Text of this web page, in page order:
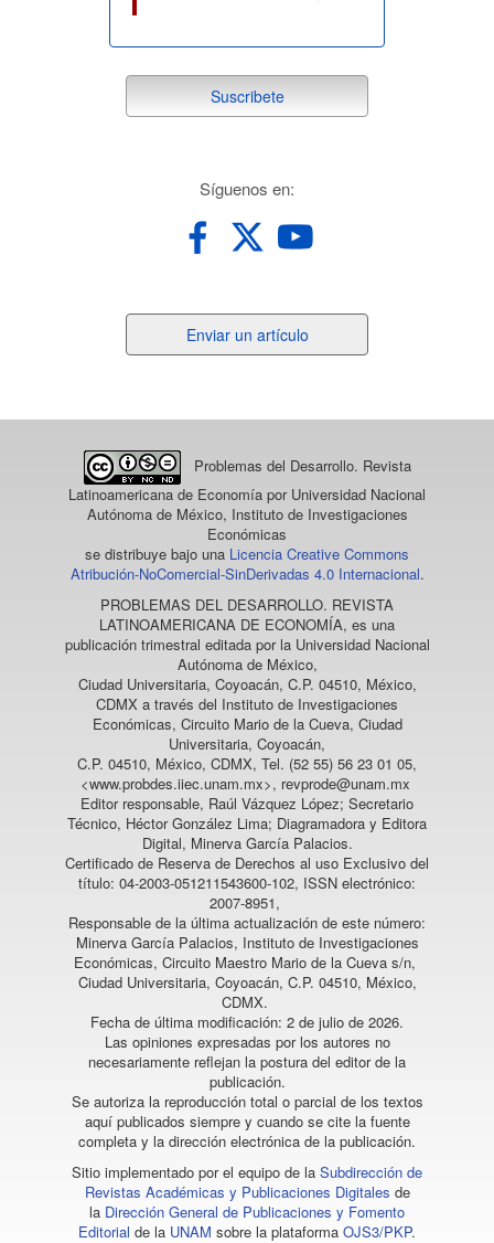
suscribete
Suscribete
Síguenos en:
un
Enviar un artículo
Problemas del Desarrollo. Revista
Latinoamericana de Economía por Universidad Nacional
Autónoma de México, Instituto de Investigaciones
Económicas
se distribuye bajo una Licencia Creative Commons
Atribución-NoComercial-SinDerivadas 4.0 Internacional.
PROBLEMAS DEL DESARROLLO. REVISTA
LATINOAMERICANA DE ECONOMÍA, es una
publicación trimestral editada por la Universidad Nacional
Autónoma de México,
Ciudad Universitaria, Coyoacán, C.P. 04510, México,
CDMX a través del Instituto de Investigaciones
Económicas, Circuito Mario de la Cueva, Ciudad
Universitaria, Coyoacán,
C.P. 04510, México, CDMX, Tel. (52 55) 56 23 01 05,
<www.probdes.iiec.unam.mx>, revprode@unam.mx
Editor responsable, Raúl Vázquez López; Secretario
Técnico, Héctor González Lima; Diagramadora y Editora
Digital, Minerva García Palacios.
Certificado de Reserva de Derechos al uso Exclusivo del
título: 04-2003-051211543600-102, ISSN electrónico:
2007-8951,
Responsable de la última actualización de este número:
Minerva García Palacios, Instituto de Investigaciones
Económicas, Circuito Maestro Mario de la Cueva s/n,
Ciudad Universitaria, Coyoacán, C.P. 04510, México,
CDMX.
Fecha de última modificación: 2 de julio de 2026.
Las opiniones expresadas por los autores no
necesariamente reflejan la postura del editor de la
publicación.
Se autoriza la reproducción total o parcial de los textos
aquí publicados siempre y cuando se cite la fuente
completa y la dirección electrónica de la publicación.
Sitio implementado por el equipo de la Subdirección de
Revistas Académicas y Publicaciones Digitales de
la Dirección General de Publicaciones y Fomento
Editorial de la UNAM sobre la plataforma OJS3/PKP.